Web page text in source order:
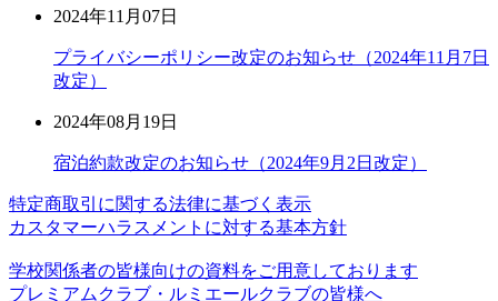
2024年11月07日
プライバシーポリシー改定のお知らせ（2024年11月7日
改定）
2024年08月19日
宿泊約款改定のお知らせ（2024年9月2日改定）
特定商取引に関する法律に基づく表示
カスタマーハラスメントに対する基本方針
学校関係者の皆様向けの資料をご用意しております
プレミアムクラブ・ルミエールクラブの皆様へ